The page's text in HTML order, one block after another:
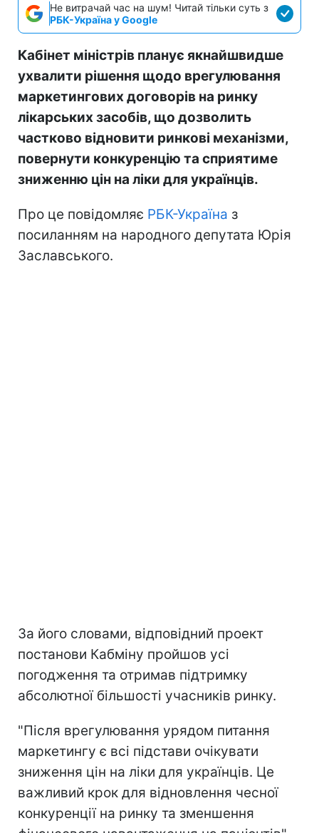
Не витрачай час на шум! Читай тільки суть з
РБК-Україна у Google
Кабінет міністрів планує якнайшвидше
ухвалити рішення щодо врегулювання
маркетингових договорів на ринку
лікарських засобів, що дозволить
частково відновити ринкові механізми,
повернути конкуренцію та сприятиме
зниженню цін на ліки для українців.
Про це повідомляє РБК-Україна з
посиланням на народного депутата Юрія
Заславського.
За його словами, відповідний проект
постанови Кабміну пройшов усі
погодження та отримав підтримку
абсолютної більшості учасників ринку.
"Після врегулювання урядом питання
маркетингу є всі підстави очікувати
зниження цін на ліки для українців. Це
важливий крок для відновлення чесної
конкуренції на ринку та зменшення